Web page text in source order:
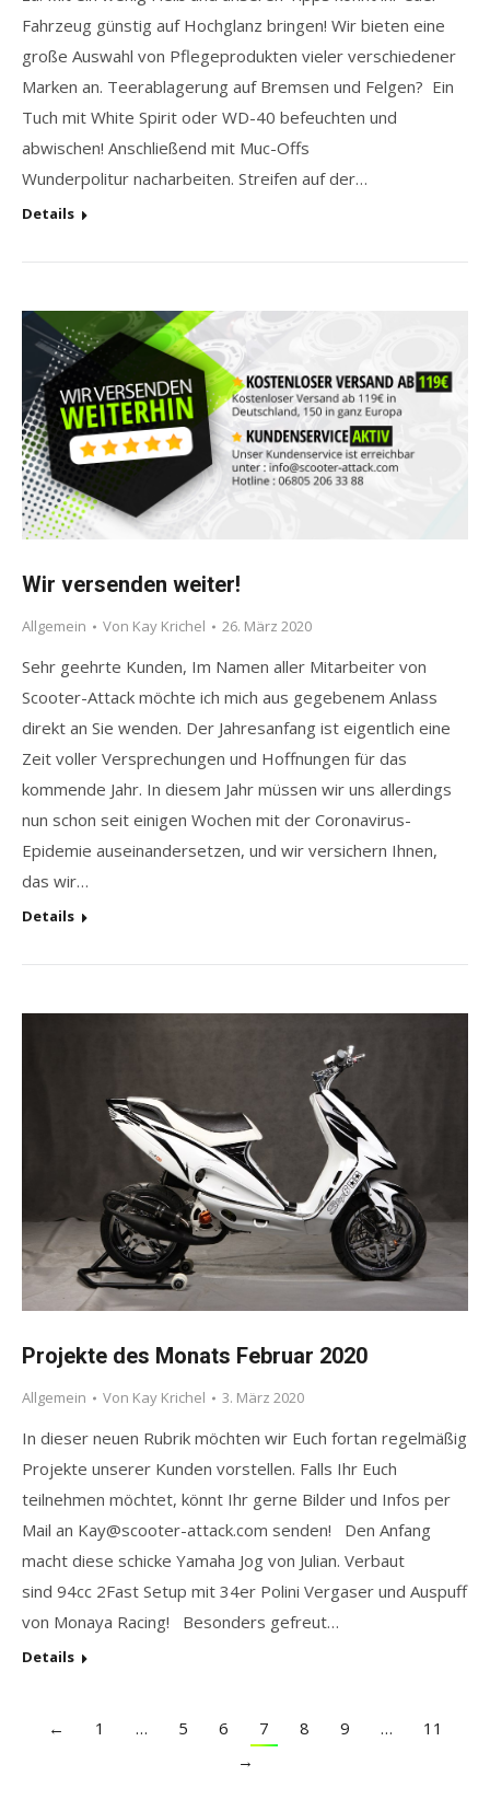
Fahrzeug günstig auf Hochglanz bringen! Wir bieten eine
große Auswahl von Pflegeprodukten vieler verschiedener
Marken an. Teerablagerung auf Bremsen und Felgen? Ein
Tuch mit White Spirit oder WD-40 befeuchten und
abwischen! Anschließend mit Muc-Offs
Wunderpolitur nacharbeiten. Streifen auf der…
Details
Wir versenden weiter!
Allgemein Von Kay Krichel 26. März 2020
Sehr geehrte Kunden, Im Namen aller Mitarbeiter von
Scooter-Attack möchte ich mich aus gegebenem Anlass
direkt an Sie wenden. Der Jahresanfang ist eigentlich eine
Zeit voller Versprechungen und Hoffnungen für das
kommende Jahr. In diesem Jahr müssen wir uns allerdings
nun schon seit einigen Wochen mit der Coronavirus-
Epidemie auseinandersetzen, und wir versichern Ihnen,
das wir…
Details
Projekte des Monats Februar 2020
Allgemein Von Kay Krichel 3. März 2020
In dieser neuen Rubrik möchten wir Euch fortan regelmäßig
Projekte unserer Kunden vorstellen. Falls Ihr Euch
teilnehmen möchtet, könnt Ihr gerne Bilder und Infos per
Mail an Kay@scooter-attack.com senden! Den Anfang
macht diese schicke Yamaha Jog von Julian. Verbaut
sind 94cc 2Fast Setup mit 34er Polini Vergaser und Auspuff
von Monaya Racing! Besonders gefreut…
Details
← 1 … 5 6 7 8 9 …
11
→